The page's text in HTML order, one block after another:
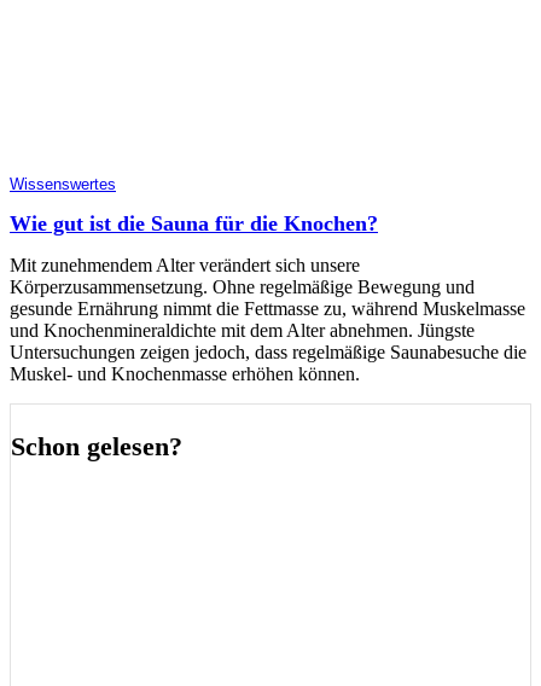
Wissenswertes
Wie gut ist die Sauna für die Knochen?
Mit zunehmendem Alter verändert sich unsere
Körperzusammensetzung. Ohne regelmäßige Bewegung und
gesunde Ernährung nimmt die Fettmasse zu, während Muskelmasse
und Knochenmineraldichte mit dem Alter abnehmen. Jüngste
Untersuchungen zeigen jedoch, dass regelmäßige Saunabesuche die
Muskel- und Knochenmasse erhöhen können.
Schon gelesen?